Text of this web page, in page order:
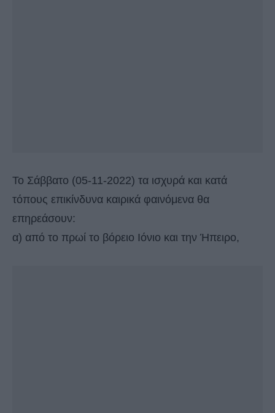
Το Σάββατο (05-11-2022) τα ισχυρά και κατά
τόπους επικίνδυνα καιρικά φαινόμενα θα
επηρεάσουν:
α) από το πρωί το βόρειο Ιόνιο και την Ήπειρο,